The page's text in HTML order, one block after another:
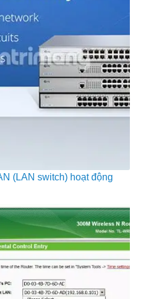
(LAN switch) hoạt động